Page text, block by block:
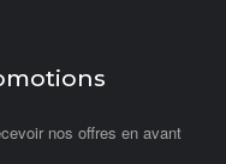
nos offres en avant